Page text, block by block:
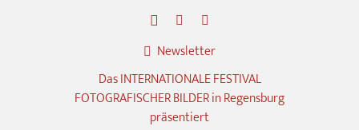
Newsletter
Das INTERNATIONALE FESTIVAL
FOTOGRAFISCHER BILDER in Regensburg
präsentiert